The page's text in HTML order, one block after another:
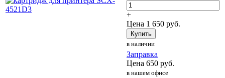
+
Цена 1 650 руб.
Купить
в наличии
Заправка
Цена 650 руб.
в нашем офисе